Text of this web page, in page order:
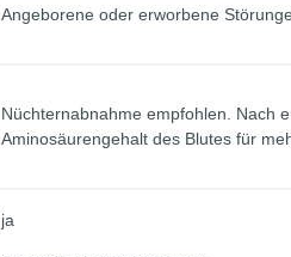
Angeborene oder erworbene
Nüchternabnahme empfohlen. Nach
Aminosäurengehalt des Blutes für
ja